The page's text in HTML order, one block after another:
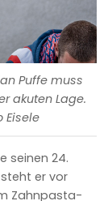
Puffe muss
akuten Lage.
Eisele
seinen 24.
er vor
Zahnpasta-